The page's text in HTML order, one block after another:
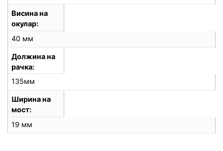
Висина на
окулар
40 мм
Должина на
рачка
135мм
Ширина на
мост
19 мм